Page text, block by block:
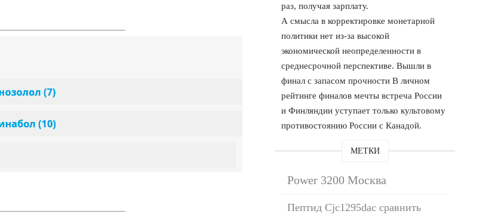
раз, получая зарплату.
А смысла в корректировке монетарной
политики нет из-за высокой
экономической неопределенности в
среднесрочной перспективе. Вышли в
финал с запасом прочности В личном
рейтинге финалов мечты встреча России
и Финляндии уступает только культовому
противостоянию России с Канадой.
МЕТКИ
Power 3200 Москва
Пептид Cjc1295dac сравнить